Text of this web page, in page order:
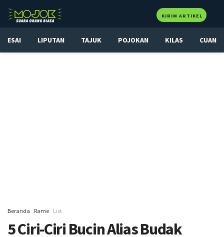
KIRIM ARTIKEL
ESAI LIPUTAN TAJUK POJOKAN KILAS CUAN
Beranda Rame List
5 Ciri-Ciri Bucin Alias Budak